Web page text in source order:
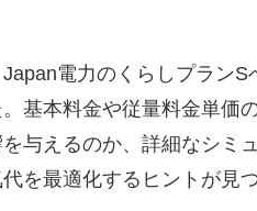
電力のくらしプラン
基本料金や従量料金単価
与えるのか、詳細なシミ
を最適化するヒントが見